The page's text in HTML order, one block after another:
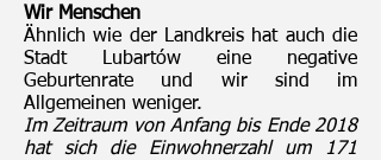
Wir Menschen
Ähnlich wie der Landkreis hat auch die
Stadt Lubartów eine negative
Geburtenrate und wir sind im
Allgemeinen weniger.
Im Zeitraum von Anfang bis Ende 2018
hat sich die Einwohnerzahl um 171